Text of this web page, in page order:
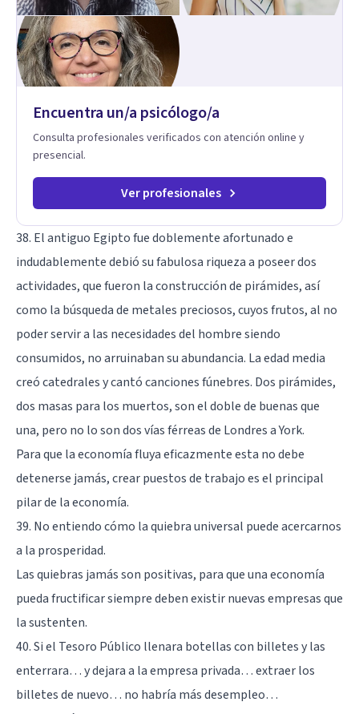
Encuentra un/a psicólogo/a
Consulta profesionales verificados con atención online y
presencial.
Ver profesionales
38. El antiguo Egipto fue doblemente afortunado e
indudablemente debió su fabulosa riqueza a poseer dos
actividades, que fueron la construcción de pirámides, así
como la búsqueda de metales preciosos, cuyos frutos, al no
poder servir a las necesidades del hombre siendo
consumidos, no arruinaban su abundancia. La edad media
creó catedrales y cantó canciones fúnebres. Dos pirámides,
dos masas para los muertos, son el doble de buenas que
una, pero no lo son dos vías férreas de Londres a York.
Para que la economía fluya eficazmente esta no debe
detenerse jamás, crear puestos de trabajo es el principal
pilar de la economía.
39. No entiendo cómo la quiebra universal puede acercarnos
a la prosperidad.
Las quiebras jamás son positivas, para que una economía
pueda fructificar siempre deben existir nuevas empresas que
la sustenten.
40. Si el Tesoro Público llenara botellas con billetes y las
enterrara… y dejara a la empresa privada… extraer los
billetes de nuevo… no habría más desempleo…